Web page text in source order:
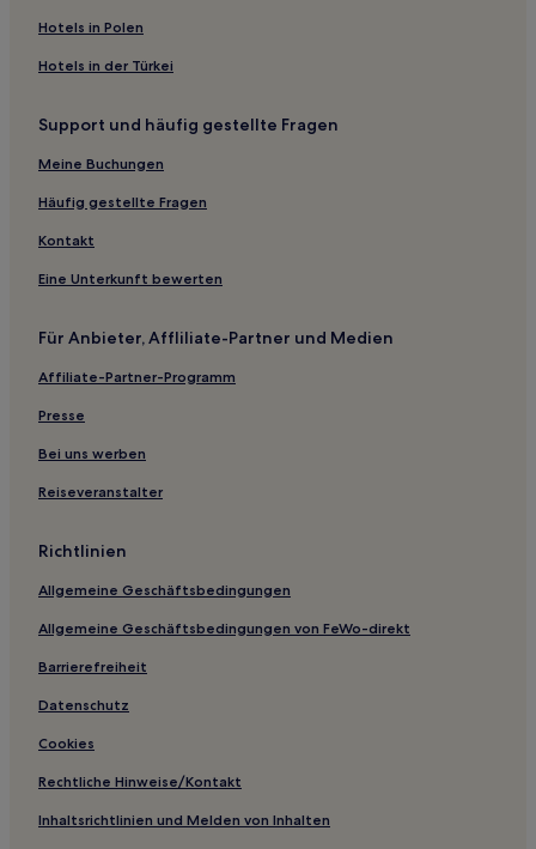
Hotels mit Pool in Lombardei
Hotels mit Küchenzeile in Lombardei
Hotels mit Wellnessbereich in Lombardei
Familien in Lombardei
Business in Lombardei
Hotels mit inbegriffenem Frühstück in Lombardei
Hotels mit Parkplatz in Lombardei
Ski in Lombardei
Hotels mit Thermalbad in Lombardei
Luxus in Lombardei
Hotels mit Parkplatz in Case Nuove
Business in Mailand
Haustierfreundliche in Mailand
Hotels mit Parkplatz in Novegro
Haustierfreundliche in Como
Haustierfreundliche nahe Via Torino
Business nahe Via Torino
Boutique- nahe Via Torino
Lgbtqia-Freundliche nahe Via Torino
Hotels mit Wellnessbereich in Centro Storico
Hotels in Polen
Hotels in der Türkei
Support und häufig gestellte Fragen
Meine Buchungen
Häufig gestellte Fragen
Kontakt
Eine Unterkunft bewerten
Für Anbieter, Affliliate-Partner und Medien
Affiliate-Partner-Programm
Presse
Bei uns werben
Reiseveranstalter
Richtlinien
Allgemeine Geschäftsbedingungen
Allgemeine Geschäftsbedingungen von FeWo-direkt
Barrierefreiheit
Datenschutz
Cookies
Rechtliche Hinweise/Kontakt
Inhaltsrichtlinien und Melden von Inhalten